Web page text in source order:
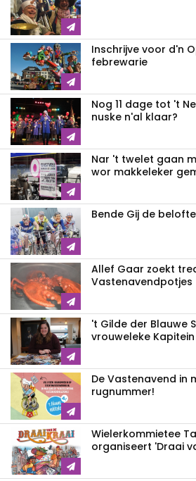
Inschrijve voor d'n
febrewarie
Nog 11 dage tot 't
nuske n'al klaar?
Nar 't twelet gaan
wor makkeleker
Bende Gij de
Allef Gaar zoekt
Vastenavendpotjes
't Gilde der Blauwe
vrouweleke Kapitein
De Vastenavend in
rugnummer!
Wielerkommietee
organiseert 'Draai